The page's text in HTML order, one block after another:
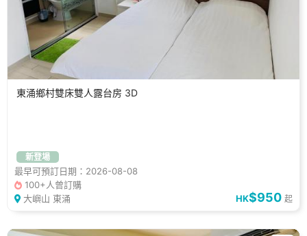
東涌鄉村雙床雙人露台房 3D
新登場
最早可預訂日期：2026-08-08
100+人曾訂購
大嶼山 東涌
HK$950 起